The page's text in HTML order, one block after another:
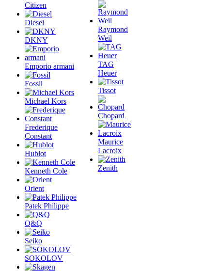
Citizen
Diesel
DKNY
Emporio armani
Fossil
Michael Kors
Frederique
Constant
Hublot
Kenneth Cole
Orient
Patek Philippe
Q&Q
Seiko
SOKOLOV
Raymond
Weil
TAG
Heuer
Tissot
Chopard
Maurice
Lacroix
Zenith